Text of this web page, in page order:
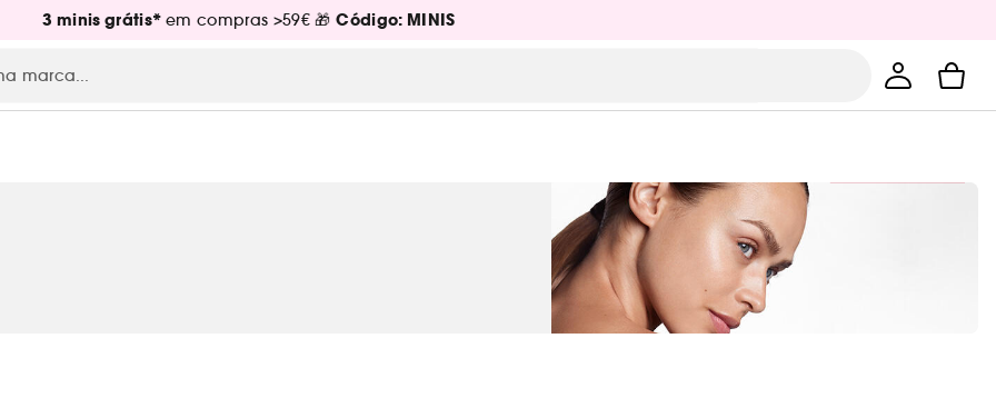
3 minis grátis* em compras >59€ 🎁Código: MINIS